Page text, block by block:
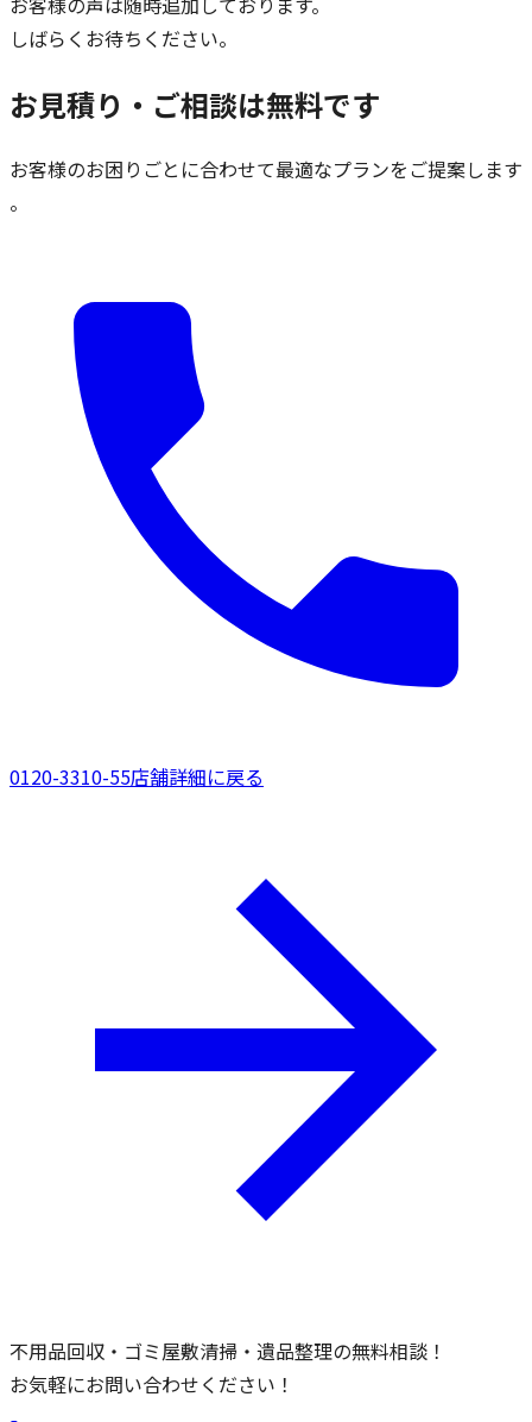
しばらくお待ちください。
お見積り・ご相談は無料です
お客様のお困りごとに合わせて最適なプランをご提案します
。
0120-3310-55店舗詳細に戻る
不用品回収・ゴミ屋敷清掃・遺品整理の無料相談！
お気軽にお問い合わせください！